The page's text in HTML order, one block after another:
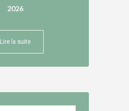
2026
Lire la suite